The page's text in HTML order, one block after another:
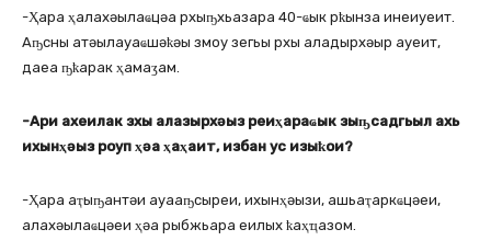
-Ҳара ҳалахәылаҩцәа рхыҧхьазара 40-ҩык рҟынза инеиуеит.
Аҧсны атәылауаҩшәҟәы змоу зегьы рхы аладырхәыр ауеит,
даеа ҧҟарак ҳамаӡам.
-Ари ахеилак зхы алазырхәыз реиҳараҩык зыҧсадгьыл ахь
ихынҳәыз роуп ҳәа ҳаҳаит, избан ус изыҟои?
-Ҳара аҭыҧантәи ауааҧсыреи, ихынҳәызи, ашьаҭаркҩцәеи,
алахәылаҩцәеи ҳәа рыбжьара еилых ҟаҳҵазом.